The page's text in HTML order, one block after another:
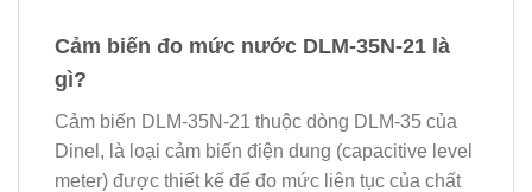
Cảm biến đo mức nước DLM-35N-21 là
gì?
Cảm biến DLM-35N-21 thuộc dòng DLM-35 của
Dinel, là loại cảm biến điện dung (capacitive level
meter) được thiết kế để đo mức liên tục của chất